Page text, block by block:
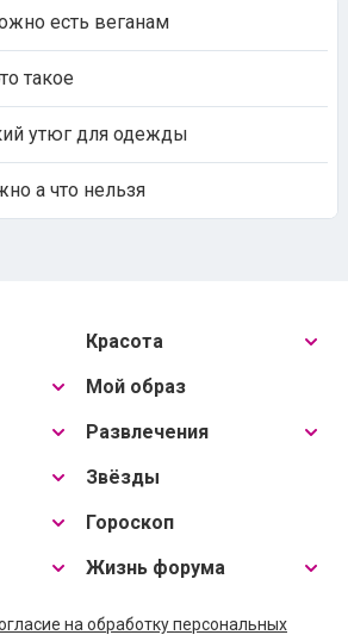
есть веганам
такое
утюг для одежды
а что нельзя
Красота
Мой образ
Развлечения
Звёзды
Гороскоп
Жизнь форума
на обработку персональных